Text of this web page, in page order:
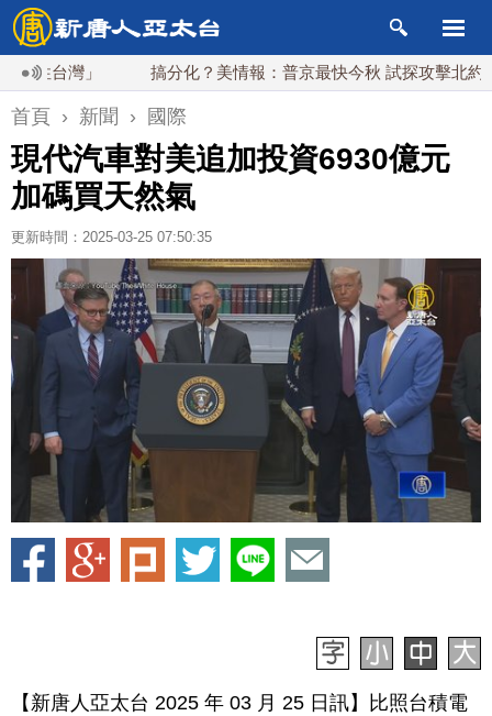
台灣」 搞分化？美情報：普京最快今秋 試探攻擊北約盟國
首頁 › 新聞 › 國際
現代汽車對美追加投資6930億元
加碼買天然氣
更新時間：2025-03-25 07:50:35
【新唐人亞太台 2025 年 03 月 25 日訊】比照台積電